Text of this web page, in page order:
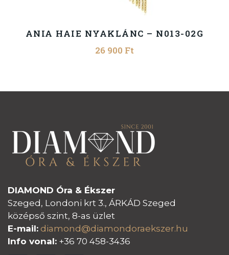
ANIA HAIE NYAKLÁNC – N013-02G
26 900 Ft
DIAMOND Óra & Ékszer
Szeged, Londoni krt 3., ÁRKÁD Szeged
középső szint, 8-as üzlet
E-mail: diamond@diamondoraekszer.hu
Info vonal: +36 70 458-3436